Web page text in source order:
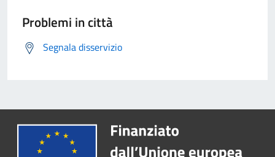
Problemi in città
Segnala disservizio